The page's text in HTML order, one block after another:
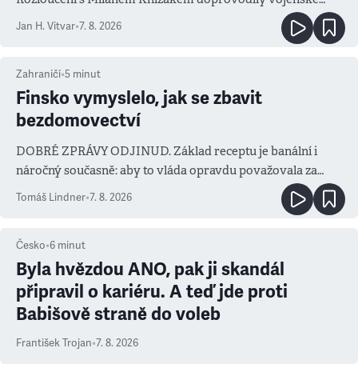
salvy i kritika pokrokářů
Jan H. Vitvar•7. 8. 2026
Zahraničí•5 minut
Finsko vymyslelo, jak se zbavit
bezdomovectví
DOBRÉ ZPRÁVY ODJINUD. Základ receptu je banální i
náročný současně: aby to vláda opravdu považovala za
prioritu
Tomáš Lindner•7. 8. 2026
Česko•6 minut
Byla hvězdou ANO, pak ji skandál
připravil o kariéru. A teď jde proti
Babišově straně do voleb
František Trojan•7. 8. 2026